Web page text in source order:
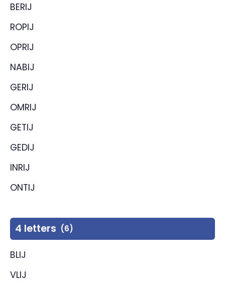
BERIJ
ROPIJ
OPRIJ
NABIJ
GERIJ
OMRIJ
GETIJ
GEDIJ
INRIJ
ONTIJ
4 letters (6)
BLIJ
VLIJ